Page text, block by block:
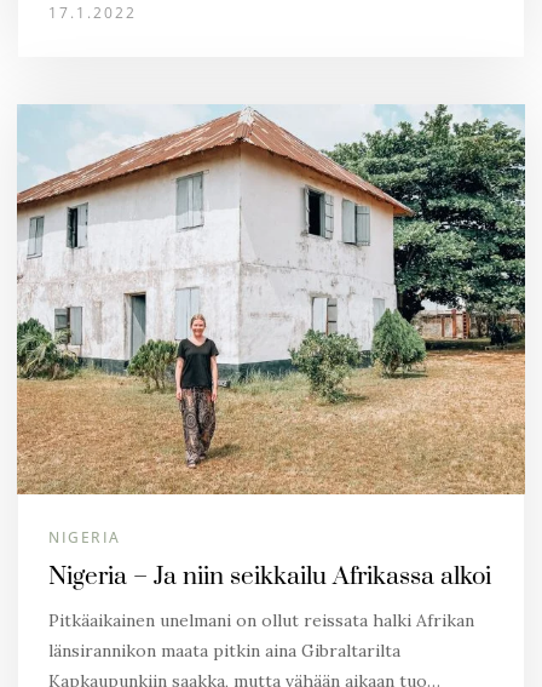
17.1.2022
NIGERIA
Nigeria – Ja niin seikkailu Afrikassa alkoi
Pitkäaikainen unelmani on ollut reissata halki Afrikan
länsirannikon maata pitkin aina Gibraltarilta
Kapkaupunkiin saakka, mutta vähään aikaan tuo…